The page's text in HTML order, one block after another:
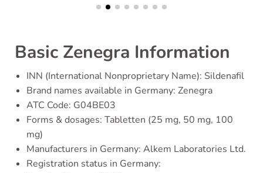
Basic Zenegra Information
INN (International Nonproprietary Name): Sildenafil
Brand names available in Germany: Zenegra
ATC Code: G04BE03
Forms & dosages: Tabletten (25 mg, 50 mg, 100
mg)
Manufacturers in Germany: Alkem Laboratories Ltd.
Registration status in Germany: